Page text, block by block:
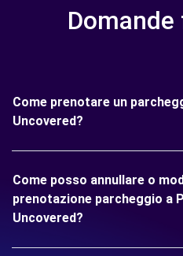
Come prenotare un
Uncovered?
Come posso annullare o
prenotazione parcheggio a
Uncovered?